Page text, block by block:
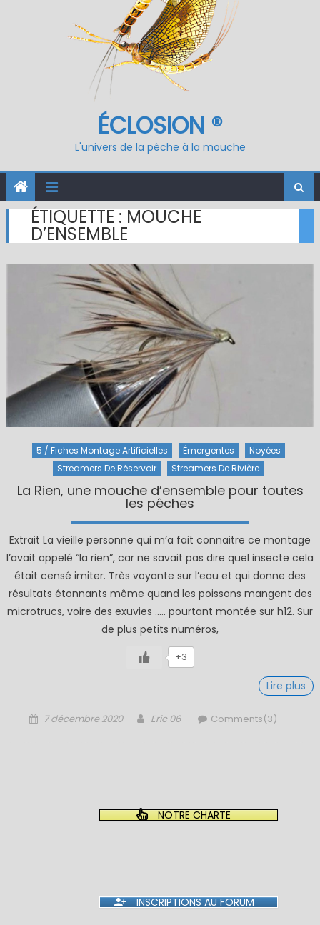
ÉCLOSION ®
L'univers de la pêche à la mouche
ÉTIQUETTE :MOUCHE
D’ENSEMBLE
5 / Fiches Montage Artificielles Émergentes
Noyées
Streamers De Réservoir
Streamers De Rivière
La Rien, une mouche d’ensemble pour toutes
les pêches
Extrait La vieille personne qui m’a fait connaitre ce montage
l’avait appelé “la rien”, car ne savait pas dire quel insecte cela
était censé imiter. Très voyante sur l’eau et qui donne des
résultats étonnants même quand les poissons mangent des
microtrucs, voire des exuvies ….. pourtant montée sur h12. Sur
de plus petits numéros,
+3
Lire plus
Posted
7 décembre 2020 Author
Eric 06 Comments(3)
NOTRE CHARTE
INSCRIPTIONS AU FORUM